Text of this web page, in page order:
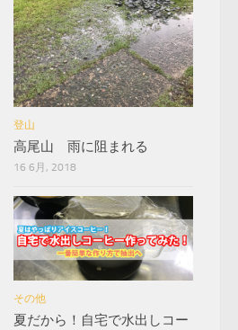
登山
高尾山 雨に阻まれる
16 6月, 2018
その他
夏だから！自宅で水出しコー